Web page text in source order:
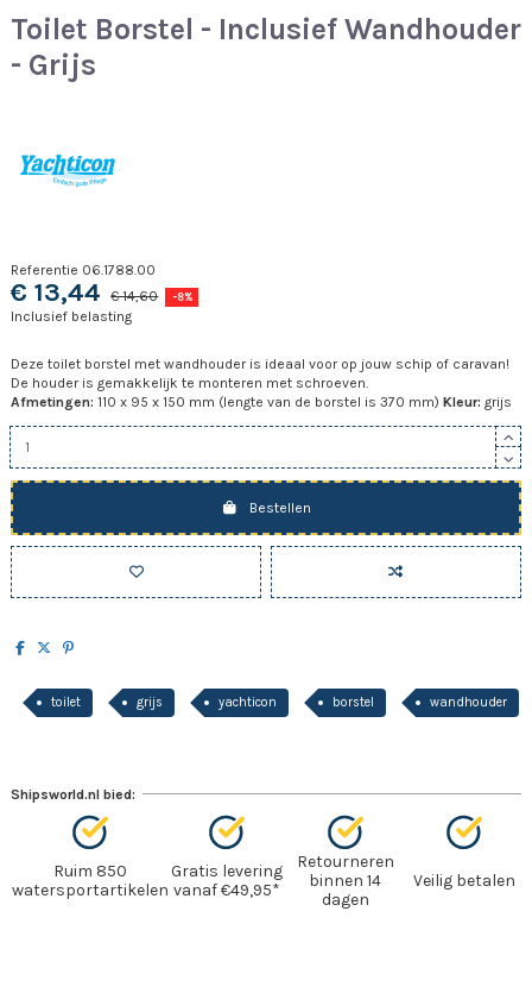
Toilet Borstel - Inclusief Wandhouder
- Grijs
Referentie 06.1788.00
€ 13,44 € 14,60 -8%
Inclusief belasting
Deze toilet borstel met wandhouder is ideaal voor op jouw schip of caravan!
De houder is gemakkelijk te monteren met schroeven.
Afmetingen: 110 x 95 x 150 mm (lengte van de borstel is 370 mm) Kleur: grijs
Bestellen
toilet grijs yachticon borstel wandhouder
Shipsworld.nl bied:
Ruim 850
watersportartikelen
Gratis levering
vanaf €49,95*
Retourneren
binnen 14
dagen
Veilig betalen